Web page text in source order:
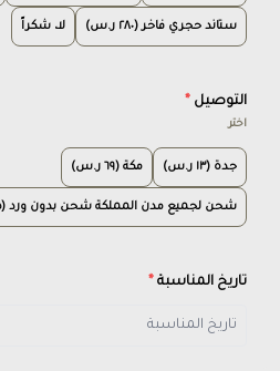
ستاند حجري فاخر (٢٨٠ ر.س) لا، شكراً
التوصيل *
اختر
جدة (١٣ ر.س) مكة (٦٩ ر.س)
شحن لجميع مدن المملكة شحن بدون ورد (٣٥ ر.س)
تاريخ المناسبة *